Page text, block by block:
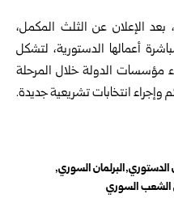
الإعلان عن الثلث المكمل،
أعمالها الدستورية، لتشكل
‏مؤسسات الدولة خلال المرحلة
وإجراء ‏انتخابات تشريعية جديدة.‏
الدستوري البرلمان السوري
السوري